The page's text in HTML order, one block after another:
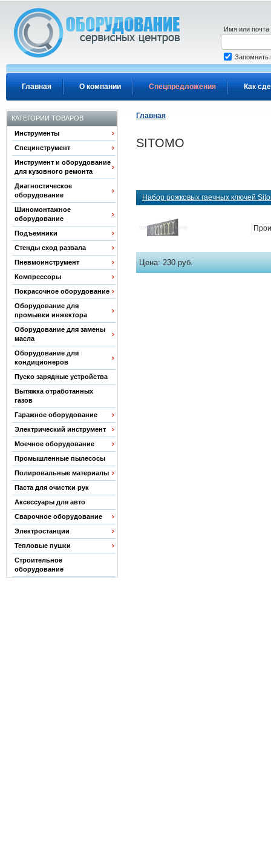
Главная О компании Спецпредложения Как
Имя или почта
Запомнить
КАТЕГОРИИ ТОВАРОВ
Инструменты
Специнструмент
Инструмент и оборудование
для кузовного ремонта
Диагностическое
оборудование
Шиномонтажное
оборудование
Подъемники
Стенды сход развала
Пневмоинструмент
Компрессоры
Покрасочное оборудование
Оборудование для
промывки инжектора
Оборудование для замены
масла
Оборудование для
кондиционеров
Пуско зарядные устройства
Вытяжка отработанных
газов
Гаражное оборудование
Электрический инструмент
Моечное оборудование
Промышленные пылесосы
Полировальные материалы
Паста для очистки рук
Аксессуары для авто
Сварочное оборудование
Электростанции
Тепловые пушки
Строительное
оборудование
Главная
SITOMO
Набор рожковых гаечных ключей
Цена:230 руб.